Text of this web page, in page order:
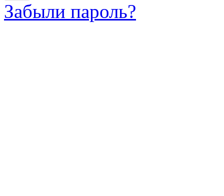
Забыли пароль?